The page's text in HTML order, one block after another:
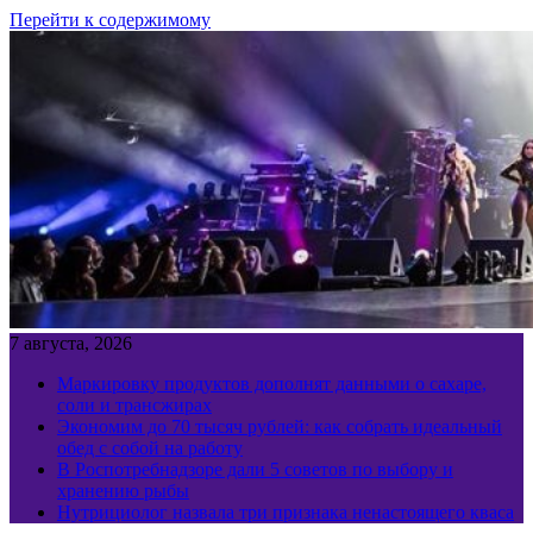
Перейти к содержимому
7 августа, 2026
Маркировку продуктов дополнят данными о сахаре,
соли и трансжирах
Экономим до 70 тысяч рублей: как собрать идеальный
обед с собой на работу
В Роспотребнадзоре дали 5 советов по выбору и
хранению рыбы
Нутрициолог назвала три признака ненастоящего кваса